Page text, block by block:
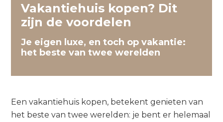
Vakantiehuis kopen? Dit
zijn de voordelen
Je eigen luxe, en toch op vakantie:
het beste van twee werelden
Een vakantiehuis kopen, betekent genieten van
het beste van twee werelden: je bent er helemaal